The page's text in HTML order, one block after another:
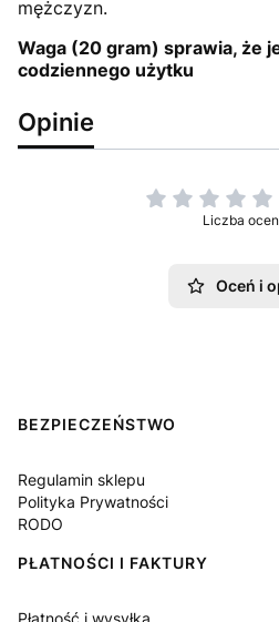
mężczyzn.
Waga (20 gram) sprawia, że
codziennego użytku
Opinie
Liczba
Oceń i
Linki w stopce
BEZPIECZEŃSTWO
Regulamin sklepu
Polityka Prywatności
RODO
PŁATNOŚCI I FAKTURY
Płatność i wysyłka